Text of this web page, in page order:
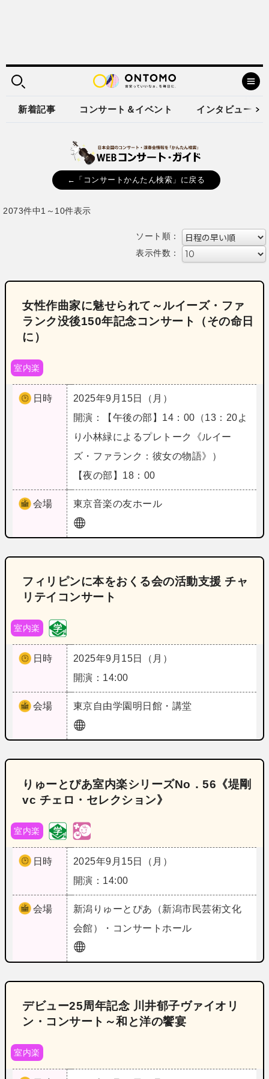
新着記事 コンサート＆イベント インタビュー
←「コンサートかんたん検索」に戻る
2073件中1～10件表示
ソート順：
表示件数：
女性作曲家に魅せられて～ルイーズ・ファ
ランク没後150年記念コンサート（その命日
に）
室内楽
日時
2025年9月15日（月）
開演：【午後の部】14：00（13：20よ
り小林緑によるプレトーク《ルイー
ズ・ファランク：彼女の物語》）
【夜の部】18：00
会場 東京音楽の友ホール
フィリピンに本をおくる会の活動支援 チャ
リテイコンサート
室内楽
日時
2025年9月15日（月）
開演：14:00
会場 東京自由学園明日館・講堂
りゅーとぴあ室内楽シリーズNo．56《堤剛
vc チェロ・セレクション》
室内楽
日時
2025年9月15日（月）
開演：14:00
会場 新潟 りゅーとぴあ（新潟市民芸術文化
会館）・コンサートホール
デビュー25周年記念 川井郁子ヴァイオリ
ン・コンサート～和と洋の饗宴
室内楽